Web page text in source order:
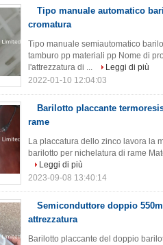
Tipo manuale automatico
cromatura
Tipo manuale semiautomatico
tamburo pp materiali pp Nome di
l'attrezzatura di ...
Leggi di più
2022-01-10 12:04:03
Barilotto placcante
rame
La placcatura dello zinco lavora la
barilotto per nichelatura di rame
Leggi di più
2023-09-08 13:40:14
Semiconduttore doppio
attrezzatura
Barilotto placcante del doppio